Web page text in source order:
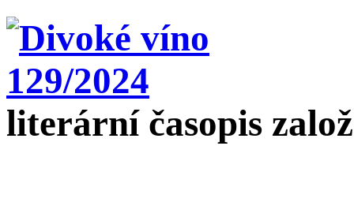
literární časopis